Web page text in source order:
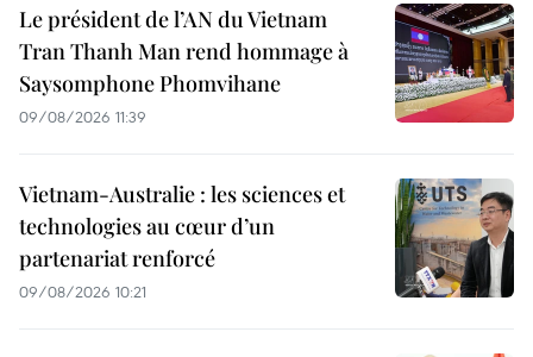
Le président de l’AN du Vietnam
Tran Thanh Man rend hommage à
Saysomphone Phomvihane
09/08/2026 11:39
Vietnam-Australie : les sciences et
technologies au cœur d’un
partenariat renforcé
09/08/2026 10:21